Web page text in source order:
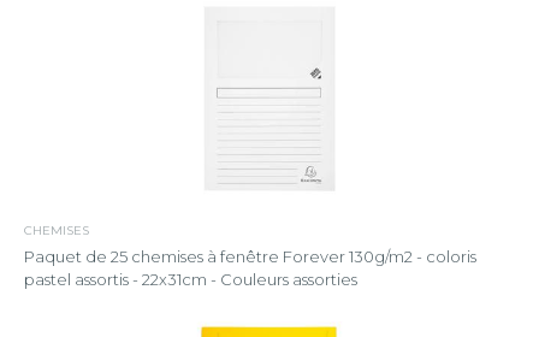
CHEMISES
Paquet de 25 chemises à fenêtre Forever 130g/m2 - coloris
pastel assortis - 22x31cm - Couleurs assorties